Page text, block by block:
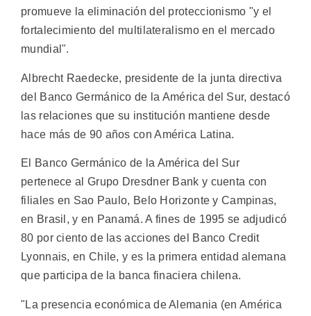
promueve la eliminación del proteccionismo "y el
fortalecimiento del multilateralismo en el mercado
mundial".
Albrecht Raedecke, presidente de la junta directiva
del Banco Germánico de la América del Sur, destacó
las relaciones que su institución mantiene desde
hace más de 90 años con América Latina.
El Banco Germánico de la América del Sur
pertenece al Grupo Dresdner Bank y cuenta con
filiales en Sao Paulo, Belo Horizonte y Campinas,
en Brasil, y en Panamá. A fines de 1995 se adjudicó
80 por ciento de las acciones del Banco Credit
Lyonnais, en Chile, y es la primera entidad alemana
que participa de la banca finaciera chilena.
"La presencia económica de Alemania (en América